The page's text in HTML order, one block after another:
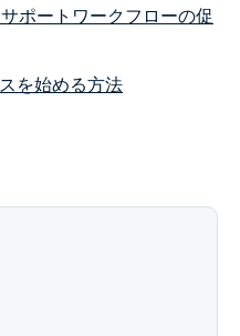
ポートワークフローの促
を始める方法